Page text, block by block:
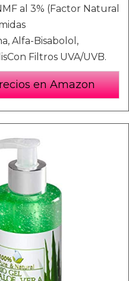
al 3% (Factor Natural
Alfa-Bisabolol,
Filtros UVA/UVB.
en Amazon